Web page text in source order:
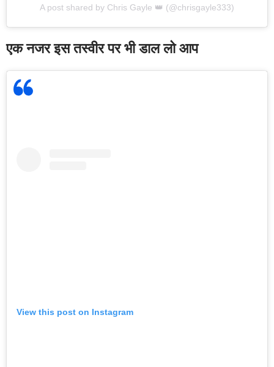
A post shared by Chris Gayle 👑 (@chrisgayle333)
एक नजर इस तस्वीर पर भी डाल लो आप
View this post on Instagram